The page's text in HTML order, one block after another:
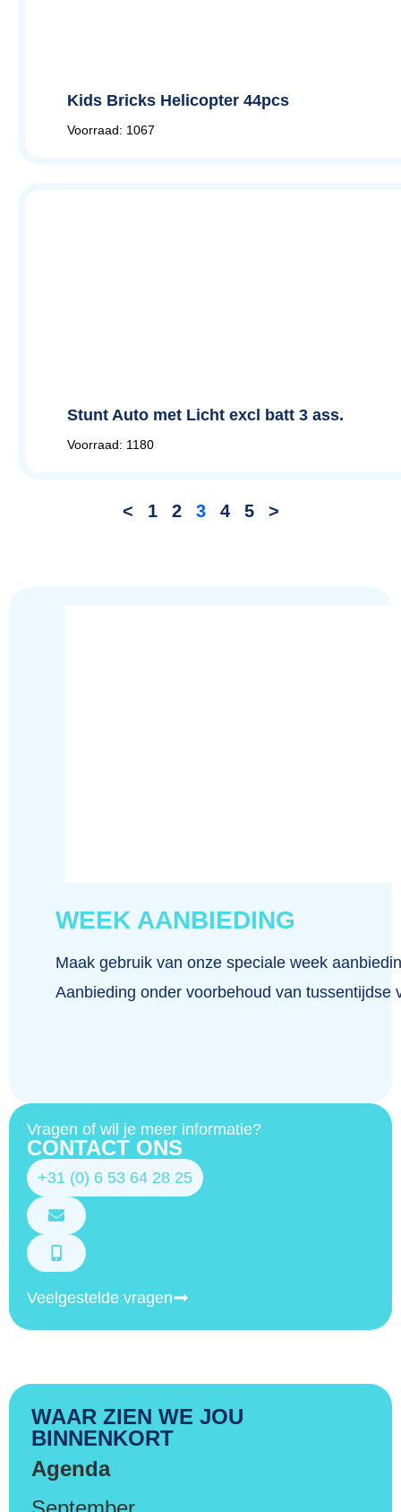
Kids Bricks Helicopter 44pcs
Voorraad: 1067
Stunt Auto met Licht excl batt 3 ass.
Voorraad: 1180
< 1 2 3 4 5 >
WEEK AANBIEDING
Maak gebruik van onze speciale week
Aanbieding onder voorbehoud van tussentijdse
Vragen of wil je meer informatie?
CONTACT ONS
+31 (0) 6 53 64 28 25
Veelgestelde vragen
WAAR ZIEN WE JOU
BINNENKORT
Agenda